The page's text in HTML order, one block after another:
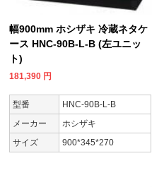
幅900mm ホシザキ 冷蔵ネタケ
ース HNC-90B-L-B (左ユニッ
ト)
181,390 円
型番
HNC-90B-L-B
メーカー
ホシザキ
サイズ
900*345*270